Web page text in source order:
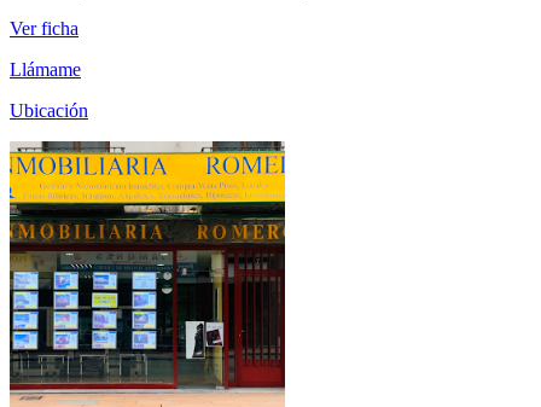
Ver ficha
Llámame
Ubicación